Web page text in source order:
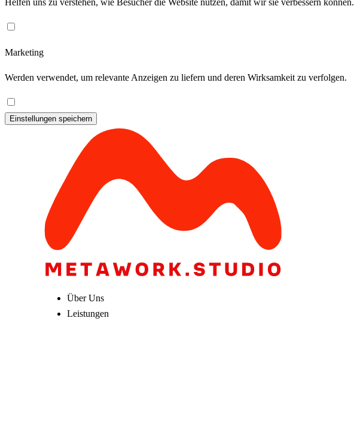
Marketing
Werden verwendet, um relevante Anzeigen zu liefern und deren Wirksamkeit zu verfolgen.
Einstellungen speichern
Über Uns
Leistungen